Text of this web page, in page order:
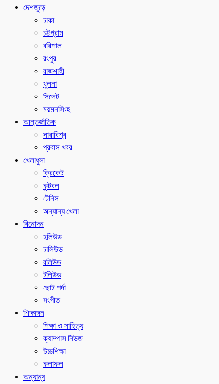
দেশজুড়ে
ঢাকা
চট্টগ্রাম
বরিশাল
রংপুর
রাজশাহী
খুলনা
সিলেট
ময়মনসিংহ
আন্তর্জাতিক
সারাবিশ্ব
প্রবাস খবর
খেলাধুলা
ক্রিকেট
ফুটবল
টেনিস
অন্যান্য খেলা
বিনোদন
হলিউড
ঢালিউড
বলিউড
টলিউড
ছোট পর্দা
সংগীত
শিক্ষাঙ্গন
শিক্ষা ও সাহিত্য
ক্যাম্পাস নিউজ
উচ্চশিক্ষা
ফলাফল
অন্যান্য